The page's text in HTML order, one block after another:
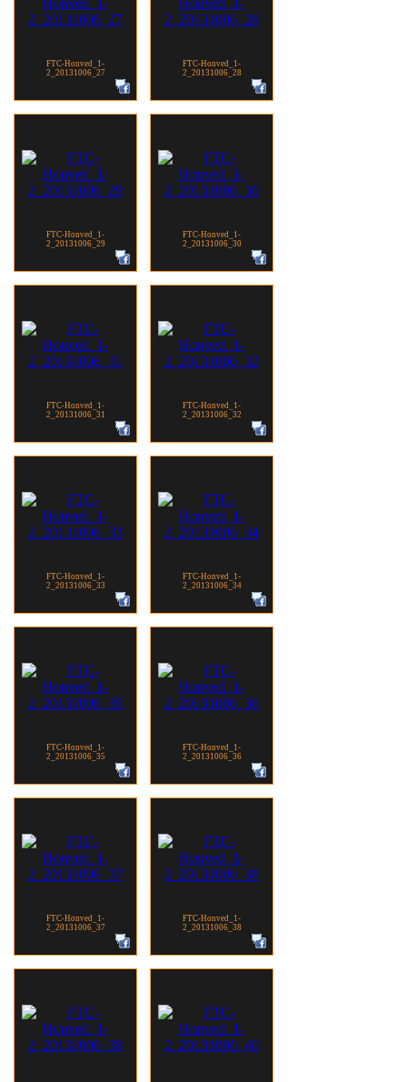
FTC-Honved_1-
2_20131006_27
FTC-Honved_1-
2_20131006_28
FTC-Honved_1-
2_20131006_29
FTC-Honved_1-
2_20131006_30
FTC-Honved_1-
2_20131006_31
FTC-Honved_1-
2_20131006_32
FTC-Honved_1-
2_20131006_33
FTC-Honved_1-
2_20131006_34
FTC-Honved_1-
2_20131006_35
FTC-Honved_1-
2_20131006_36
FTC-Honved_1-
2_20131006_37
FTC-Honved_1-
2_20131006_38